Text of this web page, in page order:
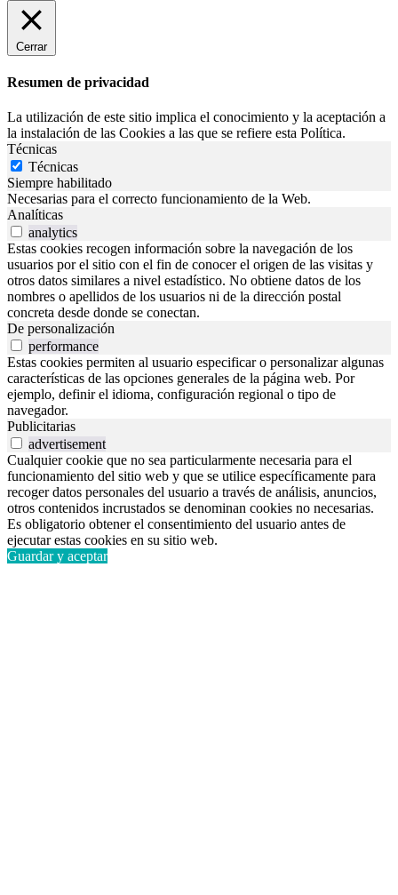
Cerrar
Resumen de privacidad
La utilización de este sitio implica el conocimiento y la aceptación a
la instalación de las Cookies a las que se refiere esta Política.
Técnicas
Técnicas
Siempre habilitado
Necesarias para el correcto funcionamiento de la Web.
Analíticas
analytics
Estas cookies recogen información sobre la navegación de los
usuarios por el sitio con el fin de conocer el origen de las visitas y
otros datos similares a nivel estadístico. No obtiene datos de los
nombres o apellidos de los usuarios ni de la dirección postal
concreta desde donde se conectan.
De personalización
performance
Estas cookies permiten al usuario especificar o personalizar algunas
características de las opciones generales de la página web. Por
ejemplo, definir el idioma, configuración regional o tipo de
navegador.
Publicitarias
advertisement
Cualquier cookie que no sea particularmente necesaria para el
funcionamiento del sitio web y que se utilice específicamente para
recoger datos personales del usuario a través de análisis, anuncios,
otros contenidos incrustados se denominan cookies no necesarias.
Es obligatorio obtener el consentimiento del usuario antes de
ejecutar estas cookies en su sitio web.
Guardar y aceptar